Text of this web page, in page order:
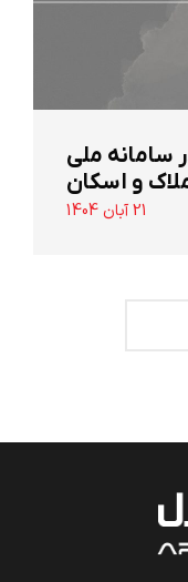
سامانه ملی
و اسکان
21 آبان 1404